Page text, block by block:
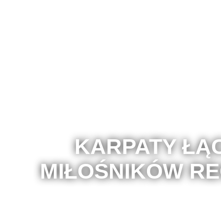
KARPATY
MIŁOŚNIKÓW